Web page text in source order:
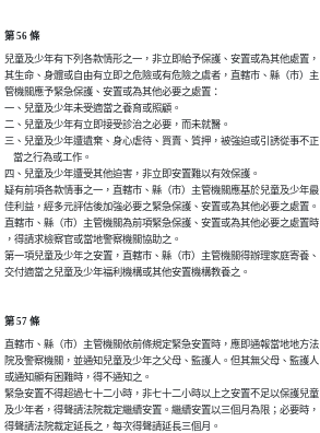
第 56 條
兒童及少年有下列各款情形之一，非立即給予保護、安置或為其他處置，
其生命、身體或自由有立即之危險或有危險之虞者，直轄市、縣（市）主
管機關應予緊急保護、安置或為其他必要之處置：
一、兒童及少年未受適當之養育或照顧。
二、兒童及少年有立即接受診治之必要，而未就醫。
三、兒童及少年遭遺棄、身心虐待、買賣、質押，被強迫或引誘從事不正
    當之行為或工作。
四、兒童及少年遭受其他迫害，非立即安置難以有效保護。
疑有前項各款情事之一，直轄市、縣（市）主管機關應基於兒童及少年最
佳利益，經多元評估後加強必要之緊急保護、安置或為其他必要之處置。
直轄市、縣（市）主管機關為前項緊急保護、安置或為其他必要之處置時
，得請求檢察官或當地警察機關協助之。
第一項兒童及少年之安置，直轄市、縣（市）主管機關得辦理家庭寄養、
交付適當之兒童及少年福利機構或其他安置機構教養之。
第 57 條
直轄市、縣（市）主管機關依前條規定緊急安置時，應即通報當地地方法
院及警察機關，並通知兒童及少年之父母、監護人。但其無父母、監護人
或通知顯有困難時，得不通知之。
緊急安置不得超過七十二小時，非七十二小時以上之安置不足以保護兒童
及少年者，得聲請法院裁定繼續安置。繼續安置以三個月為限；必要時，
得聲請法院裁定延長之，每次得聲請延長三個月。